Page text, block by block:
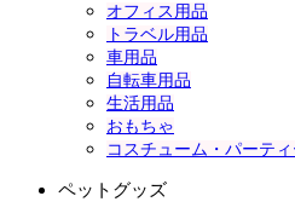
オフィス用品
トラベル用品
車用品
自転車用品
生活用品
おもちゃ
コスチューム・パーテ
ペットグッズ